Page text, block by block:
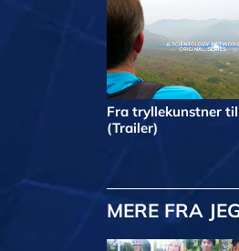
Fra tryllekunstner
(Trailer)
MEREFRA